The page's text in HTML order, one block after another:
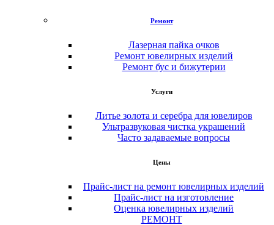
Ремонт
Лазерная пайка очков
Ремонт ювелирных изделий
Ремонт бус и бижутерии
Услуги
Литье золота и серебра для ювелиров
Ультразвуковая чистка украшений
Часто задаваемые вопросы
Цены
Прайс-лист на ремонт ювелирных изделий
Прайс-лист на изготовление
Оценка ювелирных изделий
РЕМОНТ